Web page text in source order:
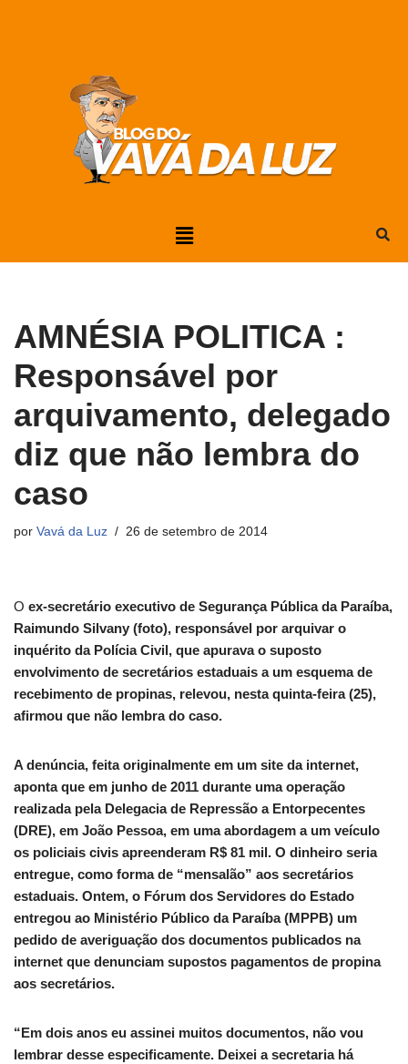
AMNÉSIA POLITICA :
Responsável por
arquivamento, delegado
diz que não lembra do
caso
por Vavá da Luz 26 de setembro de 2014
O ex-secretário executivo de Segurança Pública da Paraíba,
Raimundo Silvany (foto), responsável por arquivar o
inquérito da Polícia Civil, que apurava o suposto
envolvimento de secretários estaduais a um esquema de
recebimento de propinas, relevou, nesta quinta-feira (25),
afirmou que não lembra do caso.
A denúncia, feita originalmente em um site da internet,
aponta que em junho de 2011 durante uma operação
realizada pela Delegacia de Repressão a Entorpecentes
(DRE), em João Pessoa, em uma abordagem a um veículo
os policiais civis apreenderam R$ 81 mil. O dinheiro seria
entregue, como forma de “mensalão” aos secretários
estaduais. Ontem, o Fórum dos Servidores do Estado
entregou ao Ministério Público da Paraíba (MPPB) um
pedido de averiguação dos documentos publicados na
internet que denunciam supostos pagamentos de propina
aos secretários.
“Em dois anos eu assinei muitos documentos, não vou
lembrar desse especificamente. Deixei a secretaria há